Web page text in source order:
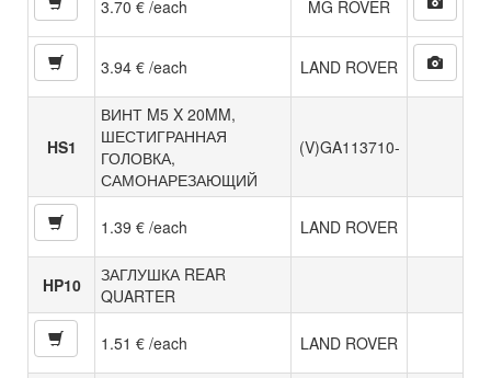
3.70 € /each MG ROVER
3.94 € /each LAND ROVER
HS1
ВИНТ M5 X 20MM,
ШЕСТИГРАННАЯ
ГОЛОВКА,
САМОНАРЕЗАЮЩИЙ
(V)GA113710-
1.39 € /each LAND ROVER
HP10
ЗАГЛУШКА REAR
QUARTER
1.51 € /each LAND ROVER